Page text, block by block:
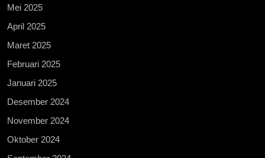
Mei 2025
April 2025
Maret 2025
Februari 2025
Januari 2025
Desember 2024
November 2024
Oktober 2024